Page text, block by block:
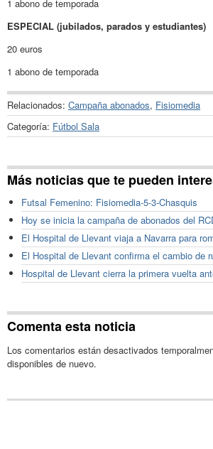
1 abono de temporada
ESPECIAL (jubilados, parados y estudiantes)
20 euros
1 abono de temporada
Relacionados: Campaña abonados, Fisiomedia
Categoría: Fútbol Sala
Más noticias que te pueden
Futsal Femenino: Fisiomedia-5-3-Chasquis
Hoy se inicia la campaña de abonados del
El Hospital de Llevant viaja a Navarra para
El Hospital de Llevant confirma el cambio de
Hospital de Llevant cierra la primera vuelta
Comenta esta noticia
Los comentarios están desactivados
disponibles de nuevo.